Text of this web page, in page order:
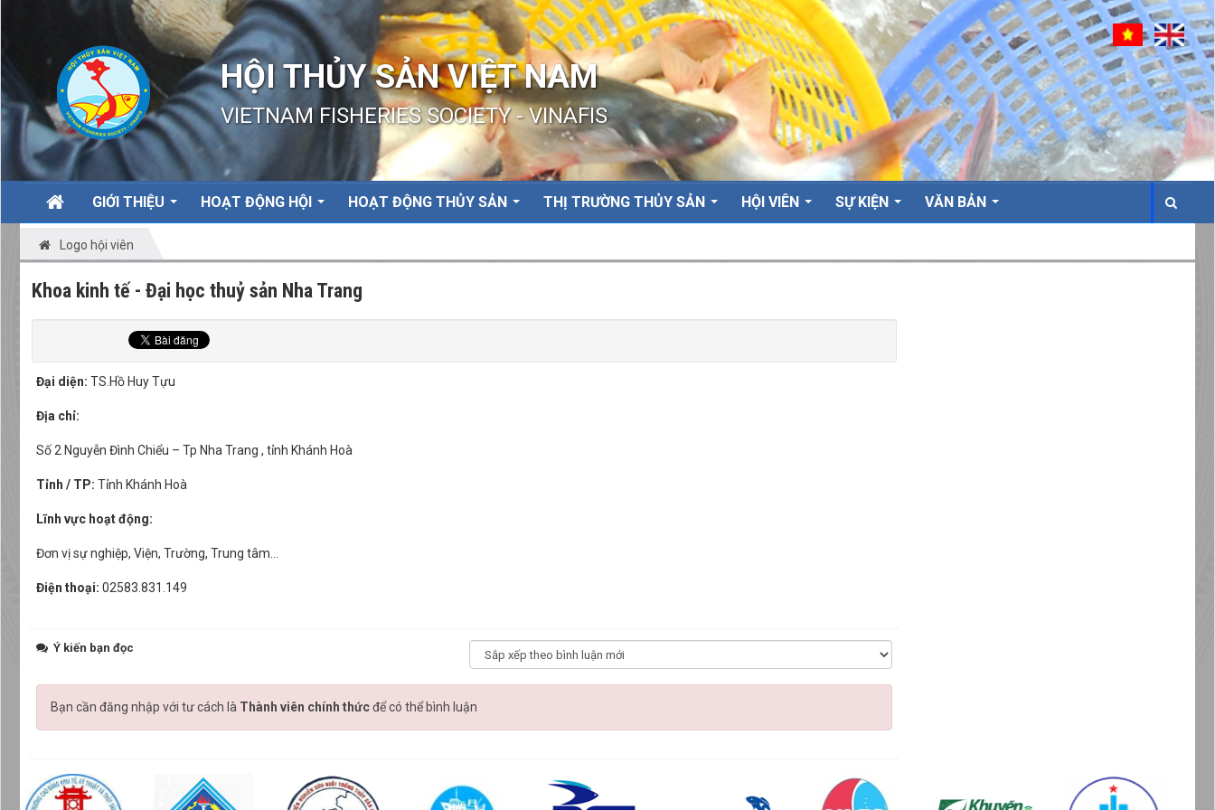
HỘI THỦY SẢN VIỆT NAM
VIETNAM FISHERIES SOCIETY - VINAFIS
GIỚI THIỆU HOẠT ĐỘNG HỘI HOẠT ĐỘNG THỦY SẢN THỊ TRƯỜNG THỦY SẢN HỘI VIÊN SỰ KIỆN VĂN BẢN
Logo hội viên
Khoa kinh tế - Đại học thuỷ sản Nha Trang
Đại diện: TS.Hồ Huy Tựu
Địa chỉ:
Số 2 Nguyễn Đình Chiểu – Tp Nha Trang , tỉnh Khánh Hoà
Tỉnh / TP: Tỉnh Khánh Hoà
Lĩnh vực hoạt động:
Đơn vị sự nghiệp, Viện, Trường, Trung tâm…
Điện thoại: 02583.831.149
Ý kiến bạn đọc
Bạn cần đăng nhập với tư cách là Thành viên chính thứcđể có thể bình luận